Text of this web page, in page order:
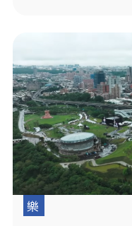
樂